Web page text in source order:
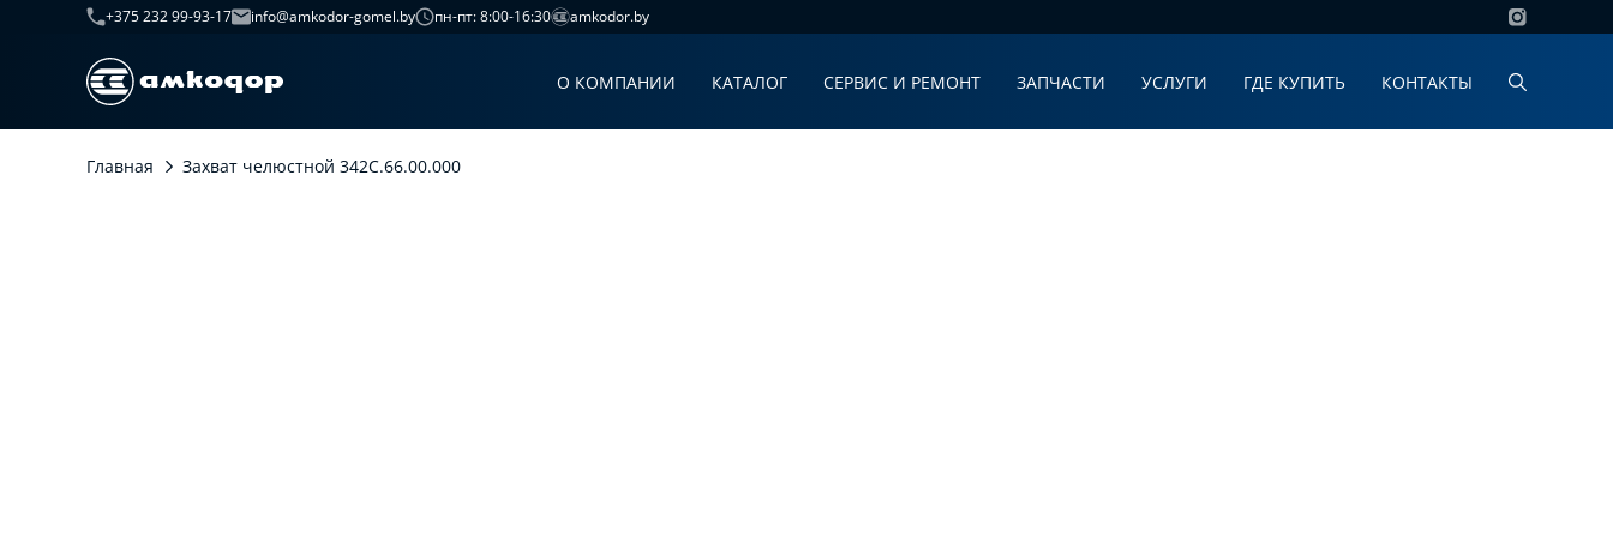
+375 232 99-93-17 info@amkodor-gomel.by пн-пт: 8:00-16:30 amkodor.by
О КОМПАНИИ КАТАЛОГ СЕРВИС И РЕМОНТ ЗАПЧАСТИ УСЛУГИ ГДЕ КУПИТЬ КОНТАКТЫ
Главная Захват челюстной 342С.66.00.000